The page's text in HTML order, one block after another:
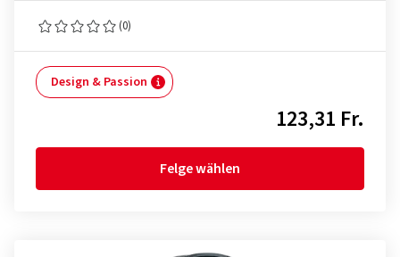
(0)
Design & Passion
123,31 Fr.
Felge wählen